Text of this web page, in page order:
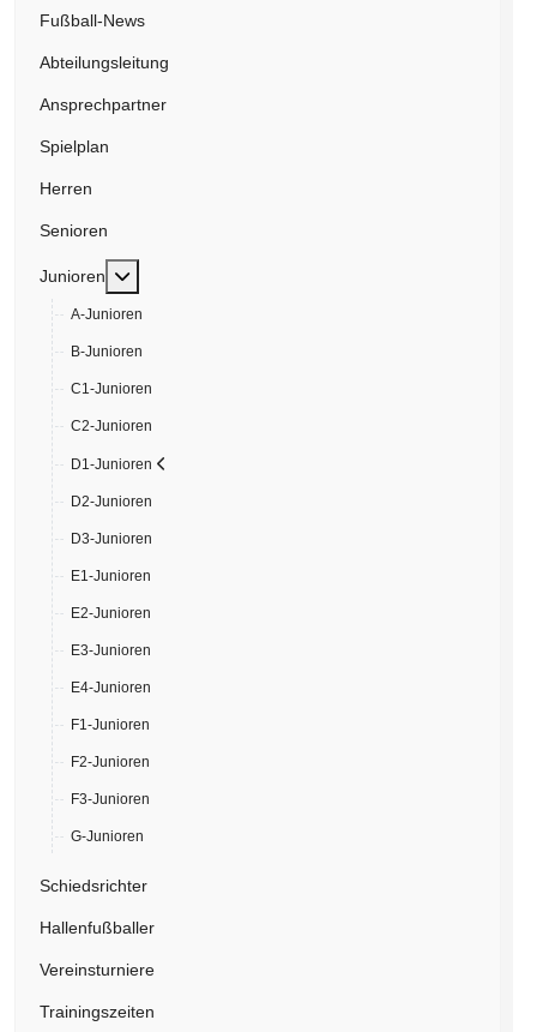
Fußball-News
Abteilungsleitung
Ansprechpartner
Spielplan
Herren
Senioren
Junioren Weitere Informationen: Junioren
A-Junioren
B-Junioren
C1-Junioren
C2-Junioren
D1-Junioren
D2-Junioren
D3-Junioren
E1-Junioren
E2-Junioren
E3-Junioren
E4-Junioren
F1-Junioren
F2-Junioren
F3-Junioren
G-Junioren
Schiedsrichter
Hallenfußballer
Vereinsturniere
Trainingszeiten